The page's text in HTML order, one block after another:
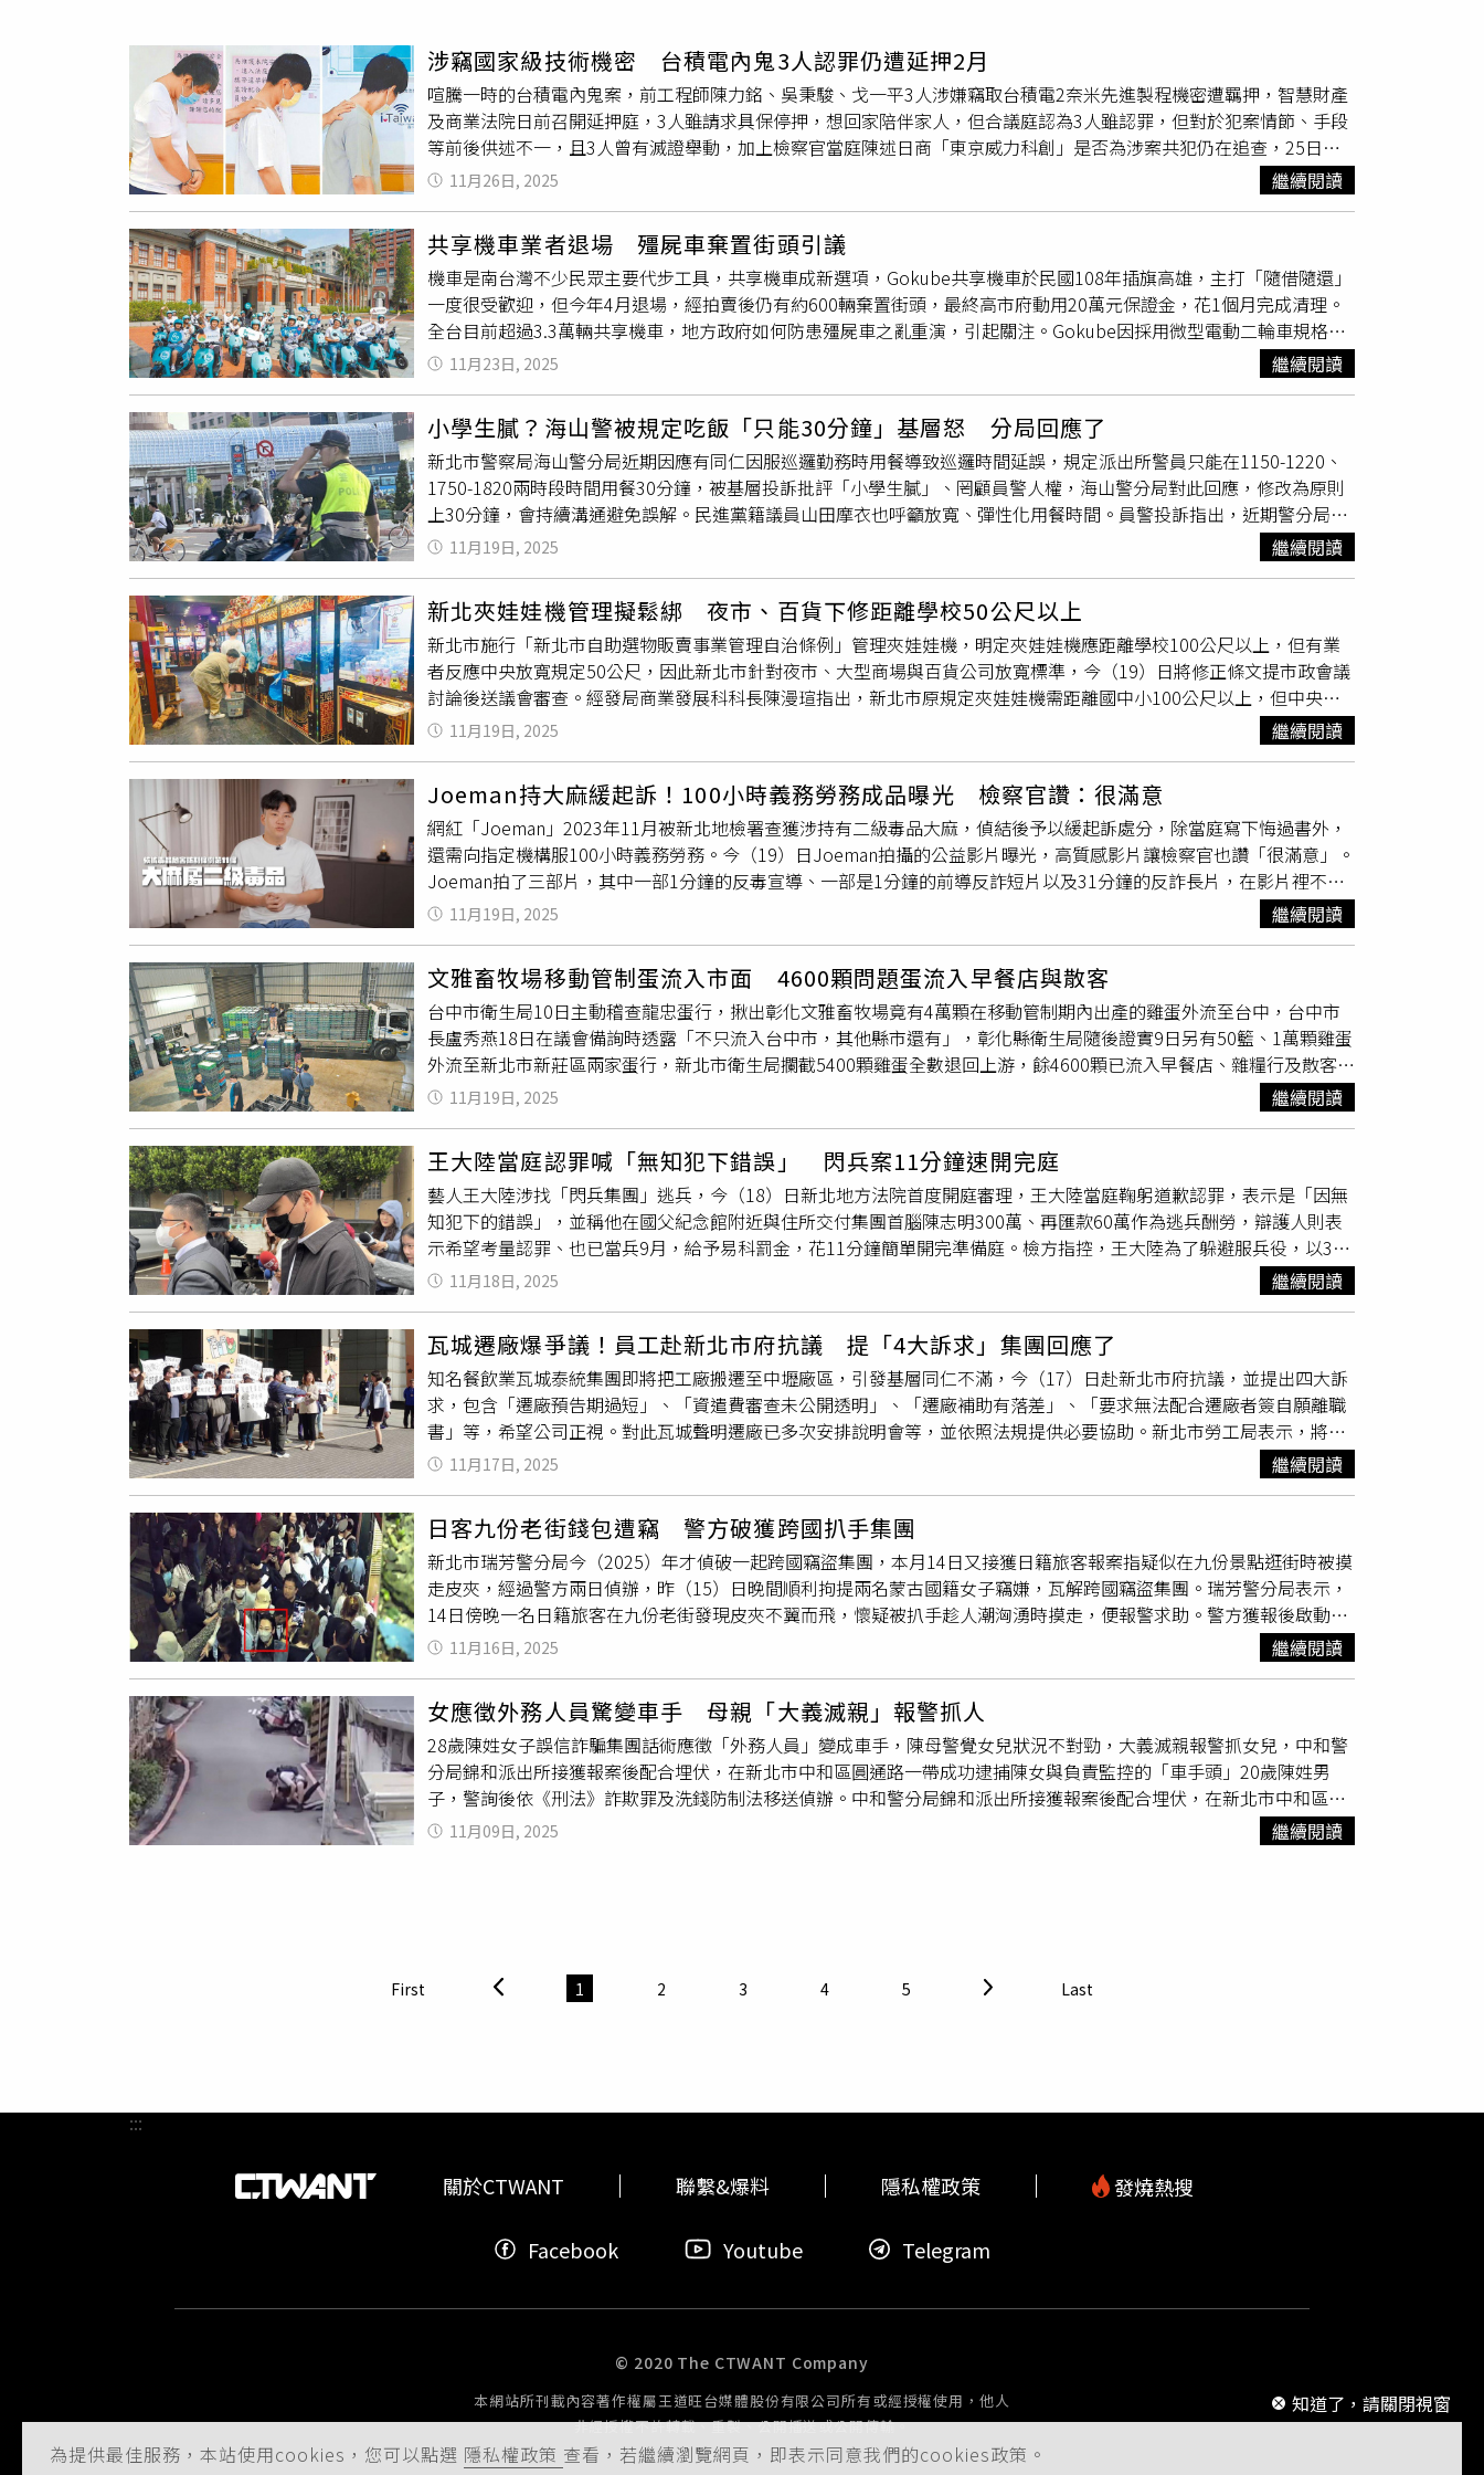
專欄
房產新勢力
運勢
運動
梅酒
涉竊國家級技術機密 台積電內鬼3人認罪仍遭延押2月
喧騰一時的台積電內鬼案，前工程師陳力銘、吳秉駿、戈一平3人涉嫌竊取台積電2奈米先進製程機密遭羈押，智慧財產
及商業法院日前召開延押庭，3人雖請求具保停押，想回家陪伴家人，但合議庭認為3人雖認罪，但對於犯案情節、手段
等前後供述不一，且3人曾有滅證舉動，加上檢察官當庭陳述日商「東京威力科創」是否為涉案共犯仍在追查，25日裁
定3人延長羈押禁見2月。合議庭並定於12月31日再開庭，提訊3人調查證據。合議庭因3人羈押期限將於12月1日屆滿，
本月19日召開延押庭提訊3人，陳男3人稱已被羈押4月、很想家人，請求具保停押，願意定期赴警局報到並接受電子監
大，雖於法院訊問坦承犯行，但對於所涉犯罪情節、手段、目的等供詞曾前後所述不一，並對於犯罪細節避重就輕，檢
察官亦當庭指出本案尚在追查「東京威力科創」法人及自然人等涉案共犯。合議庭認為，3人曾為同事關係，案發後有
刪除對話等疑似滅證的舉動，有事實足認有勾串、滅證之虞，而3人擅自拍攝、重製內含台積電公司內部關於製程、技
術等營業祕密，且部分資訊涉及國家核心關鍵技術，調查需要勾稽比對相關對話紀錄與共犯供述，因此羈押原因仍然存
在。合議庭考量3人所涉犯罪不僅損及個別企業利益，更危及國家整體安全，為確保審判與刑罰程序順利進行，仍有繼
續羈押的必要，裁定自12月1日起3人延長羈押2月並且禁止接見通信。依法，3人若不服裁定，仍可向最高法院提起抗
告。
11月26日, 2025 繼續閱讀
共享機車業者退場 殭屍車棄置街頭引議
機車是南台灣不少民眾主要代步工具，共享機車成新選項，Gokube共享機車於民國108年插旗高雄，主打「隨借隨還」
一度很受歡迎，但今年4月退場，經拍賣後仍有約600輛棄置街頭，最終高市府動用20萬元保證金，花1個月完成清理。
全台目前超過3.3萬輛共享機車，地方政府如何防患殭屍車之亂重演，引起關注。Gokube因採用微型電動二輪車規格，
年滿16歲、無須駕照即可租用，一度在學生族群掀起風潮，但不敵疫情影響與同業競爭，今年4月停業，旗下逾千輛車
雖經業者自行拍賣，仍約有近半數棄置路邊成廢鐵，破壞環境。高雄市交通局說，Gokube4月20日申請廢止營業許可
治條例》以業者的20萬元保證金委託廠商將車輛回收、移置、保管及拍賣，7月已完成清除。iRent共享機車109年初進
駐桃園，今年7月退場，1000輛共享機車，桃園市交通局說，iRent都已收回，無占用停車格或棄置路邊。雙北共享機車
高達2.5萬輛，猶如機車大軍壓境，一旦退場恐有殭屍車隱患。新北市交通局說，市府規範業者須繳納60萬元保證金，並
要求退場後30日內完成車輛調離、不可占用路邊停車格，如未配合勍沒入保證金，代處理廢棄車輛。北市交通局則說，
共享機車退場屆期未清除，仍占用服務區或道路，將通報警局交通大隊依法移置，業者須繳納移置費及保管費，如未依
限繳納，可從保證金扣抵。台中市府則要求業者35日內收回共享機車、移除相關設施及場地復原，屆期未清理復原者，
交通局得移置、保管及拍賣，避免殭屍車亂象。
11月23日, 2025 繼續閱讀
小學生膩？海山警被規定吃飯「只能30分鐘」基層怒 分局回應了
新北市警察局海山警分局近期因應有同仁因服巡邏勤務時用餐導致巡邏時間延誤，規定派出所警員只能在1150-1220、
1750-1820兩時段時間用餐30分鐘，被基層投訴批評「小學生膩」、罔顧員警人權，海山警分局對此回應，修改為原則
上30分鐘，會持續溝通避免誤解。民進黨籍議員山田摩衣也呼籲放寬、彈性化用餐時間。員警投訴指出，近期警分局頒
布新規定，要求派出所員警除非用餐時間遇到事情要處理，否則只能在1150-1220、1750-1920兩時段吃午餐、晚餐，
還稱因為用膳時段太短，所以要求編排勤務不能在用膳時段安排連續兩班巡邏，給同仁調節體力，要求大家「不要提早
返所」。「我們是小學生膩？」員警投訴指，規定時段要買飯、吃飯，加上時間又是用餐高峰，有時候等餐時間都不夠
用，直言根本是侵犯人權，希望警分局從善如流，改掉無理要求。海山警分局收到大量負面回應後將時段規定時間取
消，但仍維持30分鐘用餐時間。警分局對此回應，警察局重視員警生理需求，為使同仁得依個人飲食習慣適時補充餐
飲，在不影響勤務運作下，擔服攻勢勤務如跨越用餐時段（8、12、18時）須在駐地用餐，應先領完裝備簽出後，向輪
值幹部報告盡速用畢（原則上30分鐘），並保持機動，隨時準備應處民眾報案或突發狀況，避免影響民眾權益。警分局
表示，對於相關規定與注意事項，本分局會持續利用各項集會向同仁溝通說明，避免造成同仁誤解。山田摩衣認為，基
層員警執行勤務都非常辛苦，希望市警局能用彈性化、同理用餐需求的角度為管理的出發點，讓外勤員警避免有壓力的
11月19日, 2025 繼續閱讀
新北夾娃娃機管理擬鬆綁 夜市、百貨下修距離學校50公尺以上
新北市施行「新北市自助選物販賣事業管理自治條例」管理夾娃娃機，明定夾娃娃機應距離學校100公尺以上，但有業
者反應中央放寬規定50公尺，因此新北市針對夜市、大型商場與百貨公司放寬標準，今（19）日將修正條文提市政會議
討論後送議會審查。經發局商業發展科科長陳漫瑄指出，新北市原規定夾娃娃機需距離國中小100公尺以上，但中央後
來放寬規定，將距離縮短為50公尺，新北因疫情後一度出現娃娃機林立的狀況，加上新北市府向來對自治條例管理採加
強管理的方式，因此仍維持100公尺的規定。但有業者反應條件過於嚴苛，新北市府經過考量後，認為夜市、大型商場
距離為50公尺，其餘場所仍維持100公尺。經發局補充，原自治條例規範自助選物販賣機店應距離國中小、高中達100公
尺，業者及公會多次建議比照經濟部113年10月14日公告「自助選物販賣事業管理規範」放寬限制。經發局指出，經綜
合評估影響學童身心健康程度及業者營業狀況，考量夜市營業時間與學生上下學時段有所區隔、達一定面積之百貨賣場
之營業項目多元，自助選物販賣機店已不是唯一吸引源等因素，有條件修正距離限制，達到學童健康及行業經營的平
衡。
11月19日, 2025 繼續閱讀
Joeman持大麻緩起訴！100小時義務勞務成品曝光 檢察官讚：很滿意
網紅「Joeman」2023年11月被新北地檢署查獲涉持有二級毒品大麻，偵結後予以緩起訴處分，除當庭寫下悔過書外，
還需向指定機構服100小時義務勞務。今（19）日Joeman拍攝的公益影片曝光，高質感影片讓檢察官也讚「很滿意」。
Joeman拍了三部片，其中一部1分鐘的反毒宣導、一部是1分鐘的前導反詐短片以及31分鐘的反詐長片，在影片裡不僅
採訪投資名人、警察等人，還跟著警察到超商埋伏逮車手，並以自身曾因大麻涉毒的經歷反毒，向大家宣導吸食、持有
毒品的刑罰，高質感影片讓檢察官也稱讚「很滿意」。本名翁雋明的網紅Joeman、本名何蕾伊菈的蕾菈及其丈夫湯宇
北市新莊、八里住處，查扣大麻研磨器等器具和3包淨重約7.25公克的大麻，另在蕾菈夫婦的中和家中查扣1包淨重約
0.11克大麻及相關施用器具。檢警採集3人毛髮、尿液送驗，發現檢測大麻代謝物反應均為陰性，依《毒品危害防制條
例》施用毒品部分，予以不起訴處分。但持有大麻部分，檢方考量3人都坦承犯行，犯後態度良好，在要求3人當庭書立
悔過書後，予以緩起訴，期間為1年，Joeman還需服100小時勞務義務。
11月19日, 2025 繼續閱讀
文雅畜牧場移動管制蛋流入市面 4600顆問題蛋流入早餐店與散客
台中市衛生局10日主動稽查龍忠蛋行，揪出彰化文雅畜牧場竟有4萬顆在移動管制期內出產的雞蛋外流至台中，台中市
長盧秀燕18日在議會備詢時透露「不只流入台中市，其他縣市還有」，彰化縣衛生局隨後證實9日另有50籃、1萬顆雞蛋
外流至新北市新莊區兩家蛋行，新北市衛生局攔截5400顆雞蛋全數退回上游，餘4600顆已流入早餐店、雜糧行及散客。
此外，彰化地檢署前天約談龍忠蛋行林姓負責人，訊後以詐欺及違反《食安法》以20萬元交保，昨再約談文雅畜牧場陳
姓負責人，訊後依違反《食安法》以40萬元交保。盧秀燕昨指第二批不只流入台中，因不是台中的事權，不便說明。她
派員再到龍忠蛋行稽查，該蛋行持續受理顧客退錢或換蛋，一位女員工稱他們是在不知情下進貨，「是政府的問題」。
彰化縣衛生局長葉彥伯說，文雅畜牧場9日實際出貨有5.7萬顆蛋，其中4萬顆由台中龍忠蛋行自行載運回台中販售，中市
衛生局回收下架7600顆、檢調單位搜索查出2600顆，共追回1.2萬顆已銷毀，實際售出2.98萬顆。另1.7萬顆蛋品，1萬
顆運送至新北市，售出4600顆，5400顆回收下架銷毀，7000顆蛋品尚未出貨即被衛生局攔截。為避免文雅畜牧場雞蛋
再度流出，彰化縣政府17日取得檢方同意後，除採樣每日生產雞蛋共110顆冰存外，1210箱散蛋、1447盒盒蛋、77.215
公斤軟殼蛋，總計約25萬顆蛋於17日晚間漏夜銷毀，因業者已進行強制換羽，16日起蛋場已停產，但動防所仍將每日派
員到蛋場巡查。文雅畜牧場飼養雞隻4.9萬隻，每天生產約4萬顆蛋，9日該場單日出貨多達5.7萬顆，被高度懷疑摻入之
前的問題蛋，食藥署已令文雅畜牧場所有蛋品一律預防性下架、禁止上市。據悉，檢方約談及搜索龍忠蛋行、文雅畜牧
場等相關人員，雞蛋數落差及是否有混蛋情形，都是追查範圍。食藥署9日公布文雅畜牧場的4批違規蛋品，均未流入新
北市。但新北市衛生局9日傍晚接獲彰化縣衛生局通知，文雅畜牧場有轉售給新北市新莊區中港路「六吉行」及新泰路
289巷陳姓業者共50籃、1萬顆蛋，10日即派員登門稽查，共攔截27籃、5400顆全數退回上游，餘23籃、4600顆已賣給
早餐店、雜糧行及散客。新北市衛生局已要求這2家蛋行提供有疑慮消費者退換貨。
11月19日, 2025 繼續閱讀
王大陸當庭認罪喊「無知犯下錯誤」 閃兵案11分鐘速開完庭
藝人王大陸涉找「閃兵集團」逃兵，今（18）日新北地方法院首度開庭審理，王大陸當庭鞠躬道歉認罪，表示是「因無
知犯下的錯誤」，並稱他在國父紀念館附近與住所交付集團首腦陳志明300萬、再匯款60萬作為逃兵酬勞，辯護人則表
示希望考量認罪、也已當兵9月，給予易科罰金，花11分鐘簡單開完準備庭。檢方指控，王大陸為了躲避服兵役，以360
萬作為逃兵的代價，將健保卡、身分證拿給陳志明代辦逃兵，由陳的手下李名宸冒名頂替就醫，偽造高血壓病歷，但因
王大陸長年在境外、時間不易配合，加上陳志明因案入監告吹。王大陸另事後向戶籍地信義區戶政事務所與衛福部中央
健康保險署台北業務組謊稱身分證與健保卡遺失辦理補發，被起訴偽造文書。準備程序庭上，王大陸起立鞠躬向法官道
歉認罪，稱「因無知犯下的錯誤」，表示他原先以30萬為代價，和陳志明在國父紀念館附近交錢，後來又在住所和陳志
明以100萬再面交，又再以155萬、66萬談妥再給200萬，並在住所面交，最後又匯款60萬，共支付360萬元，付錢時都
只有他和陳志明在場。王大陸的辯護律師曾益盛表示，雖然找人代看診的犯罪動機不可行，但指出王大陸已當兵9月，
申請健保卡和身分證是因為3月要去當兵需要證件，但聯繫不上陳志明，要入伍才會再辦，請求法院考量他偵查時就坦
白犯罪、態度良好，請求給予易科罰金。審判長最後確認沒有爭點，所有證據都承認有其證據能力，並向王大陸表示因
11月18日, 2025 繼續閱讀
瓦城遷廠爆爭議！員工赴新北市府抗議 提「4大訴求」集團回應了
知名餐飲業瓦城泰統集團即將把工廠搬遷至中壢廠區，引發基層同仁不滿，今（17）日赴新北市府抗議，並提出四大訴
求，包含「遷廠預告期過短」、「資遣費審查未公開透明」、「遷廠補助有落差」、「要求無法配合遷廠者簽自願離職
書」等，希望公司正視。對此瓦城聲明遷廠已多次安排說明會等，並依照法規提供必要協助。新北市勞工局表示，將先
啟動調解。瓦城員工今天上午到新北市府抗議，表示集團宣布工廠整體搬遷，但搬遷造成多名員工通勤距離加長、生活
負擔沉重，公司在補償、審查、行政流程上的處理方式更使員工感到資訊不足、透明度欠佳，權益面臨受損風險。瓦城
員工提出四大訴求，包含遷廠預告期過短、預告工資無下文、嚴重損害員工權益，以及資遣費審查標準未公開透明、公
平性令人存疑，遷廠補助費有高低差異、對基層員工造成莫大歧視與羞辱，以及應直接發放非自願離職證明、避免員工
被迫先簽「自願離職」。瓦城員工呼籲，四項訴求皆為維護最基本的工作保障與公平待遇，並非刻意對立，期盼公司能
正視搬遷對基層員工造成的生活衝擊、提供清楚透明且合理的補償制度、公開一致的審查標準與補助基準、立即發放正
確的非自願離職證明，若後續仍無改善，不排除尋相關救濟程序向主管單位提出反映，以保障自身應有權益。勞工局勞
資關係科科長蕭慧敏出面接受陳情，允諾將先啟動調解，未來如調解不成立，發動勞檢確認勞工有無資遣費請求權，並
呼籲公司積極處理調動爭議。勞工局表示，調動工作地不是公司可以片面決定，除不能違反勞動契約外，調動必須基於
營運所必需、勞動條件未有不利變更，調動後勞工通勤距離變長，亦應提供必要協助，包括通勤工具及工時的安排等，
雇主在調動前應與勞工懇切溝通，並盡可能提供交通輔(補)助等配套措施，或將增加的通勤時間視為工作時間，以調和
調動對個別勞工家庭生活的影響程度。勞工局強調，若以上條件雇主若沒有兼顧，勞工有權拒絕，雇主更不能要求勞工
自請離職。勞工針對調動不合法，亦可依勞基法第14條向雇主終止契約，仍屬「非自願離職」，雇主有給付資遣費的義
務。倘雇主未依法於期限內給付資遣費，勞工局可處30萬元以上、150萬元以下罰鍰，並公布違法業者名稱。此外，勞
工局上週五已經受理勞資爭議調解申請，後續將儘速召開會議，維護勞工應有權益。同時呼籲瓦城集團，既為上櫃企
11月17日, 2025 繼續閱讀
日客九份老街錢包遭竊 警方破獲跨國扒手集團
新北市瑞芳警分局今（2025）年才偵破一起跨國竊盜集團，本月14日又接獲日籍旅客報案指疑似在九份景點逛街時被摸
走皮夾，經過警方兩日偵辦，昨（15）日晚間順利拘提兩名蒙古國籍女子竊嫌，瓦解跨國竊盜集團。瑞芳警分局表示，
14日傍晚一名日籍旅客在九份老街發現皮夾不翼而飛，懷疑被扒手趁人潮洶湧時摸走，便報警求助。警方獲報後啟動快
速處理機制，結合旅客提供的資訊透過多來源情資交叉比對，鎖定兩名42歲與50歲蒙古國籍女子，昨日晚間將兩人拘提
到案。警方調查，2人疑似在今年8月入境後，便在各大觀光景點行竊，更懷疑兩人是跨國竊盜集團成員之一，警詢後今
查，2人疑似在今年8月入境後，便在各大觀光景點行竊，更懷疑兩人是跨國竊盜集團成員之一，警詢後今天依竊盜等罪
移送基隆地檢署，將持續追查是否有其他跨國竊盜集團成員仍在台灣境內犯案。瑞芳警呼籲，年關將近，遊客增加，民
眾應提高警覺、留意財物；如遇可疑情況請立即撥打110。瑞芳警分局將持續與基隆地檢署合作，以最堅定的力量捍衛
治安，守護每位遊客與市民的平安。
11月16日, 2025 繼續閱讀
女應徵外務人員驚變車手 母親「大義滅親」報警抓人
28歲陳姓女子誤信詐騙集團話術應徵「外務人員」變成車手，陳母警覺女兒狀況不對勁，大義滅親報警抓女兒，中和警
分局錦和派出所接獲報案後配合埋伏，在新北市中和區圓通路一帶成功逮捕陳女與負責監控的「車手頭」20歲陳姓男
子，警詢後依《刑法》詐欺罪及洗錢防制法移送偵辦。中和警分局錦和派出所接獲報案後配合埋伏，在新北市中和區圓
通路一帶成功逮捕陳女與負責監控的「車手頭」20歲陳姓男子，警詢後依《刑法》詐欺罪及洗錢防制法移送偵辦。（圖
／翻攝畫面）據了解，陳女因應徵「公司外務人員，負責收取公司款項，工資從領取的款項內抽取，一次2000元且車馬
從領取的款項內抽取，一次2000元且車馬費另計」，被詐騙集團騙去當車手。（圖／翻攝畫面）中和警分局呼籲，詐騙
集團常以高報酬為誘餌吸收取款車手，民眾應提高警覺，若發現親友疑似遭利用，應立即報警防止憾事發生。
11月09日, 2025 繼續閱讀
First 1 2 3 4 5 Last
為提供最佳服務，本站使用cookies，您可以點選 隱私權政策 查看，若繼續瀏覽網頁，即表示同意我們的cookies政策。
知道了，請關閉視窗
:::
關於CTWANT 聯繫&爆料 隱私權政策 發燒熱搜
Facebook Youtube Telegram
© 2020 The CTWANT Company
本網站所刊載內容著作權屬王道旺台媒體股份有限公司所有或經授權使用，他人
非經授權不許轉載、重製、公開播送或公開傳輸。